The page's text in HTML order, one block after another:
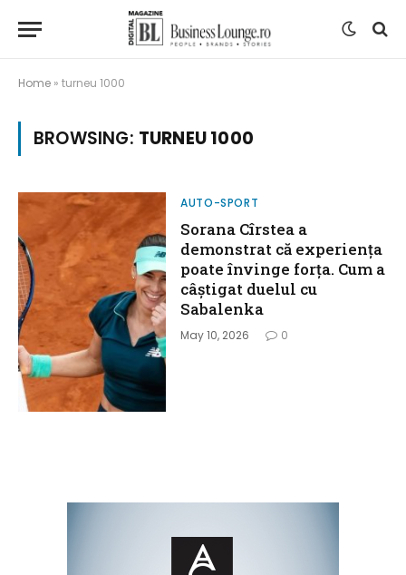
Home » turneu 1000
BROWSING: TURNEU 1000
AUTO-SPORT
Sorana Cîrstea a
demonstrat că experiența
poate învinge forța. Cum a
câștigat duelul cu
Sabalenka
May 10, 2026 0